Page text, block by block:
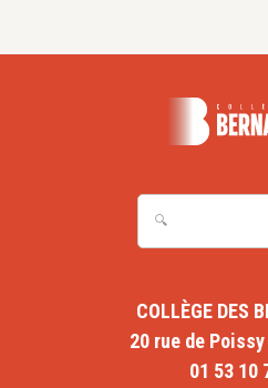
COLLÈGE DES
20 rue de
01 53 10